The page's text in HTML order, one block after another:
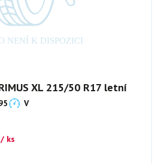
XL 215/50 R17 letní
V
/ ks